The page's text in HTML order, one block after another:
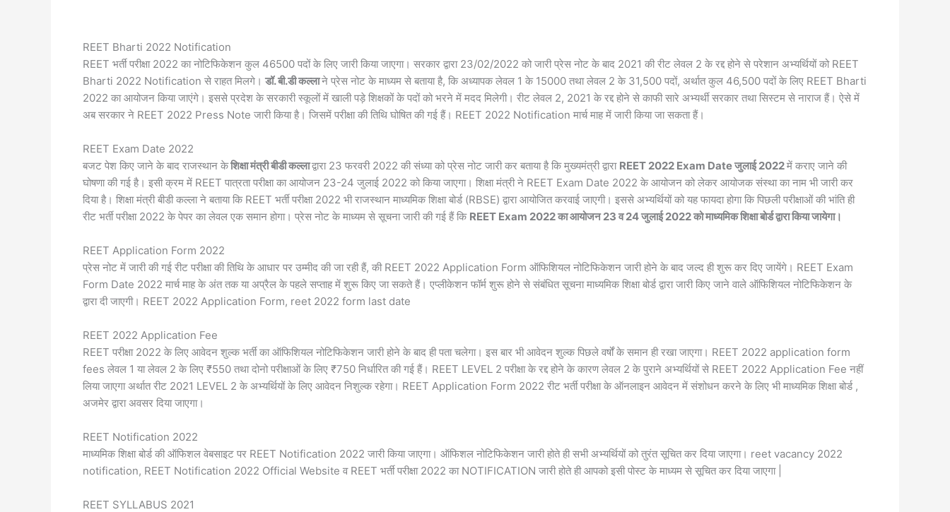
REET Bharti 2022 Notification
REET भर्ती परीक्षा 2022 का नोटिफिकेशन कुल 46500 पदों के लिए जारी किया जाएगा। सरकार द्वारा 23/02/2022 को जारी प्रेस नोट के बाद 2021 की रीट लेवल 2 के रद्द होने से परेशान अभ्यर्थियों को REET
Bharti 2022 Notification से राहत मिलगे। डॉ. बी.डी कल्लाने प्रेस नोट के माध्यम से बताया है, कि अध्यापक लेवल 1 के 15000 तथा लेवल 2 के 31,500 पदों, अर्थात कुल 46,500 पदों के लिए REET Bharti
2022 का आयोजन किया जाएंगे। इससे प्रदेश के सरकारी स्कूलों में खाली पड़े शिक्षकों के पदों को भरने में मदद मिलेगी। रीट लेवल 2, 2021 के रद्द होने से काफी सारे अभ्यर्थी सरकार तथा सिस्टम से नाराज हैं। ऐसे में
अब सरकार ने REET 2022 Press Note जारी किया है। जिसमें परीक्षा की तिथि घोषित की गई हैं। REET 2022 Notification मार्च माह में जारी किया जा सकता हैं।
REET Exam Date 2022
बजट पेश किए जाने के बाद राजस्थान केशिक्षा मंत्री बीडी कल्लाद्वारा 23 फरवरी 2022 की संध्या को प्रेस नोट जारी कर बताया है कि मुख्यमंत्री द्वारा REET 2022 Exam Date जुलाई 2022में कराए जाने की
घोषणा की गई है। इसी क्रम में REET पात्रता परीक्षा का आयोजन 23-24 जुलाई 2022 को किया जाएगा। शिक्षा मंत्री ने REET Exam Date 2022 के आयोजन को लेकर आयोजक संस्था का नाम भी जारी कर
दिया है। शिक्षा मंत्री बीडी कल्ला ने बताया कि REET भर्ती परीक्षा 2022 भी राजस्थान माध्यमिक शिक्षा बोर्ड (RBSE) द्वारा आयोजित करवाई जाएगी। इससे अभ्यर्थियों को यह फायदा होगा कि पिछली परीक्षाओं की भांति ही
रीट भर्ती परीक्षा 2022 के पेपर का लेवल एक समान होगा। प्रेस नोट के माध्यम से सूचना जारी की गई हैं कि REET Exam 2022 का आयोजन 23 व 24 जुलाई 2022 को माध्यमिक शिक्षा बोर्ड द्वारा किया जायेगा।
REET Application Form 2022
प्रेस नोट में जारी की गई रीट परीक्षा की तिथि के आधार पर उम्मीद की जा रही हैं, की REET 2022 Application Form ऑफिशियल नोटिफिकेशन जारी होने के बाद जल्द ही शुरू कर दिए जायेंगे। REET Exam
Form Date 2022 मार्च माह के अंत तक या अप्रैल के पहले सप्ताह में शुरू किए जा सकते हैं। एप्लीकेशन फॉर्म शुरू होने से संबंधित सूचना माध्यमिक शिक्षा बोर्ड द्वारा जारी किए जाने वाले ऑफिशियल नोटिफिकेशन के
द्वारा दी जाएगी। REET 2022 Application Form, reet 2022 form last date
REET 2022 Application Fee
REET परीक्षा 2022 के लिए आवेदन शुल्क भर्ती का ऑफिशियल नोटिफिकेशन जारी होने के बाद ही पता चलेगा। इस बार भी आवेदन शुल्क पिछले वर्षों के समान ही रखा जाएगा। REET 2022 application form
fees लेवल 1 या लेवल 2 के लिए ₹550 तथा दोनो परीक्षाओं के लिए ₹750 निर्धारित की गई हैं। REET LEVEL 2 परीक्षा के रद्द होने के कारण लेवल 2 के पुराने अभ्यर्थियों से REET 2022 Application Fee नहीं
लिया जाएगा अर्थात रीट 2021 LEVEL 2 के अभ्यर्थियों के लिए आवेदन निशुल्क रहेगा। REET Application Form 2022 रीट भर्ती परीक्षा के ऑनलाइन आवेदन में संशोधन करने के लिए भी माध्यमिक शिक्षा बोर्ड ,
अजमेर द्वारा अवसर दिया जाएगा।
REET Notification 2022
माध्यमिक शिक्षा बोर्ड की ऑफिशल वेबसाइट पर REET Notification 2022 जारी किया जाएगा। ऑफिशल नोटिफिकेशन जारी होते ही सभी अभ्यर्थियों को तुरंत सूचित कर दिया जाएगा। reet vacancy 2022
notification, REET Notification 2022 Official Website व REET भर्ती परीक्षा 2022 का NOTIFICATION जारी होते ही आपको इसी पोस्ट के माध्यम से सूचित कर दिया जाएगा |
REET SYLLABUS 2021